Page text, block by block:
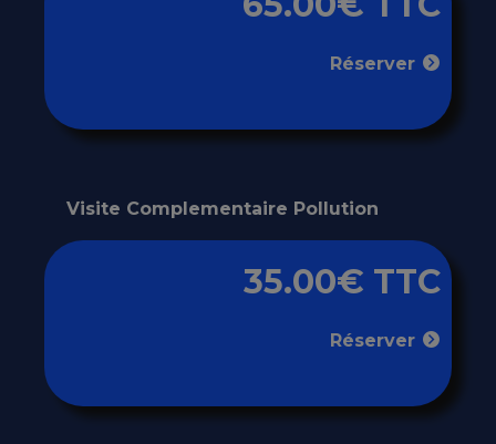
Réserver
Visite Complementaire Pollution
35.00€ TTC
Réserver